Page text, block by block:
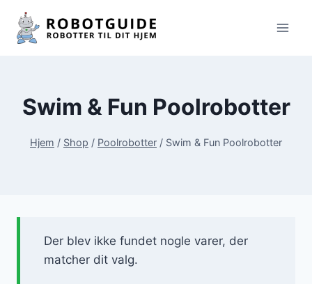
Fortsæt
indhold
Swim & Fun Poolrobotter
Hjem / Shop / Poolrobotter / Swim & Fun Poolrobotter
Der blev ikke fundet nogle varer, der
matcher dit valg.